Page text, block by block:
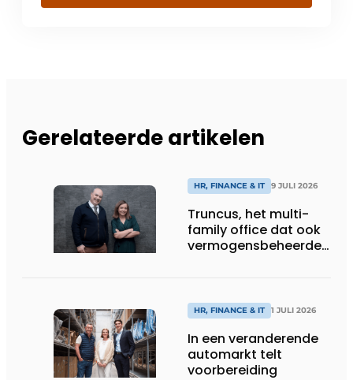
Gerelateerde artikelen
HR, FINANCE & IT 9 JULI 2026
Truncus, het multi-
family office dat ook
vermogensbeheerder
HR, FINANCE & IT 1 JULI 2026
In een veranderende
automarkt telt
voorbereiding